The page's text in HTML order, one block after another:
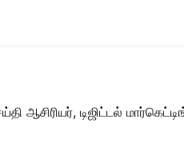
ஆசிரியர், டிஜிட்டல்